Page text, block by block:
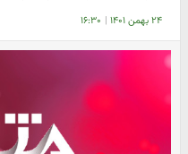
۲۴ بهمن ۱۴۰۱ | ۱۶:۳۰